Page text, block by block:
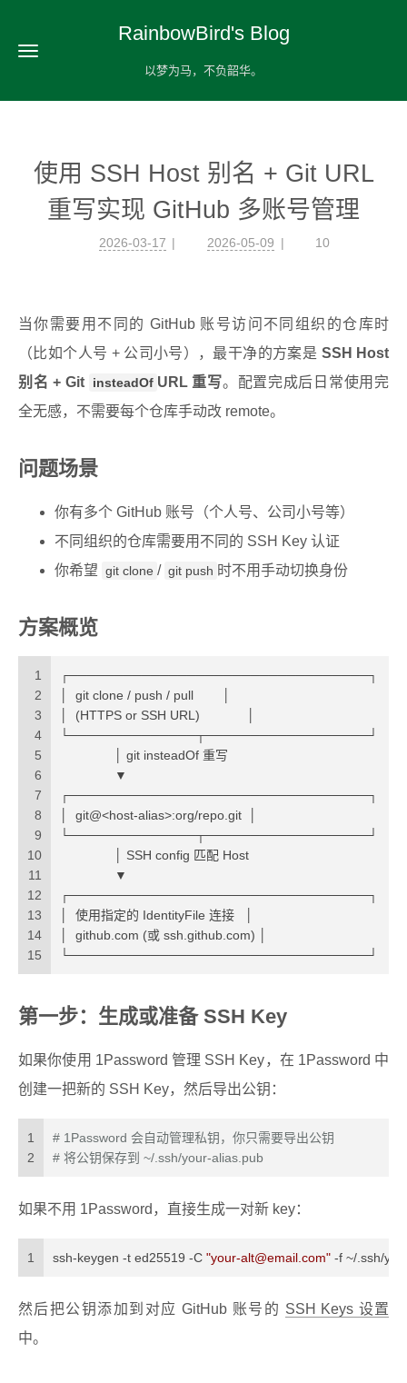
RainbowBird's Blog
以梦为马，不负韶华。
使用 SSH Host 别名 + Git URL
重写实现 GitHub 多账号管理
2026-03-17 2026-05-09 10
当你需要用不同的 GitHub 账号访问不同组织的仓库时
（比如个人号 + 公司小号），最干净的方案是 SSH Host
别名 + Git
insteadOf URL 重写。配置完成后日常使用完
全无感，不需要每个仓库手动改 remote。
问题场景
你有多个 GitHub 账号（个人号、公司小号等）
不同组织的仓库需要用不同的 SSH Key 认证
你希望 git clone / git push 时不用手动切换身份
方案概览
1
2
3
4
5
6
7
8
9
10
11
12
13
14
15
┌─────────────────────────────────┐
│  git clone / push / pull        │
│  (HTTPS or SSH URL)             │
└──────────────┬──────────────────┘
               │ git insteadOf 重写
               ▼
┌─────────────────────────────────┐
│  git@<host-alias>:org/repo.git  │
└──────────────┬──────────────────┘
               │ SSH config 匹配 Host
               ▼
┌─────────────────────────────────┐
│  使用指定的 IdentityFile 连接   │
│  github.com (或 ssh.github.com) │
└─────────────────────────────────┘
第一步：生成或准备 SSH Key
如果你使用 1Password 管理 SSH Key，在 1Password 中
创建一把新的 SSH Key，然后导出公钥：
1
2
# 1Password 会自动管理私钥，你只需要导出公钥
# 将公钥保存到 ~/.ssh/your-alias.pub
如果不用 1Password，直接生成一对新 key：
1 ssh-keygen -t ed25519 -C "your-alt@email.com" -f ~/.ssh/
然后把公钥添加到对应 GitHub 账号的 SSH Keys 设置
中。